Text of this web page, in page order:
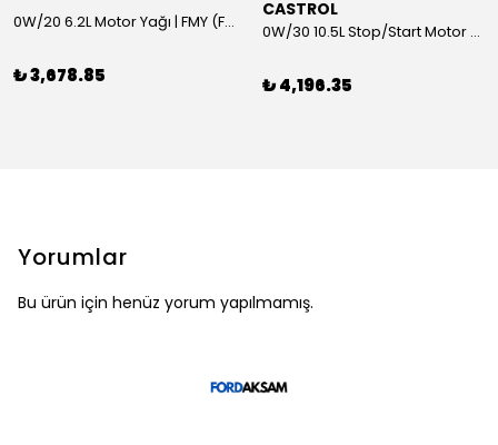
0W/20 6.2L Motor Yağı | FMY (Ford Motor Yağları)
₺ 3,678.85
CASTROL
0W/30 10.5L Stop/Start Motor Yağı | CASTROL
₺ 4,196.35
Yorumlar
Bu ürün için henüz yorum yapılmamış.